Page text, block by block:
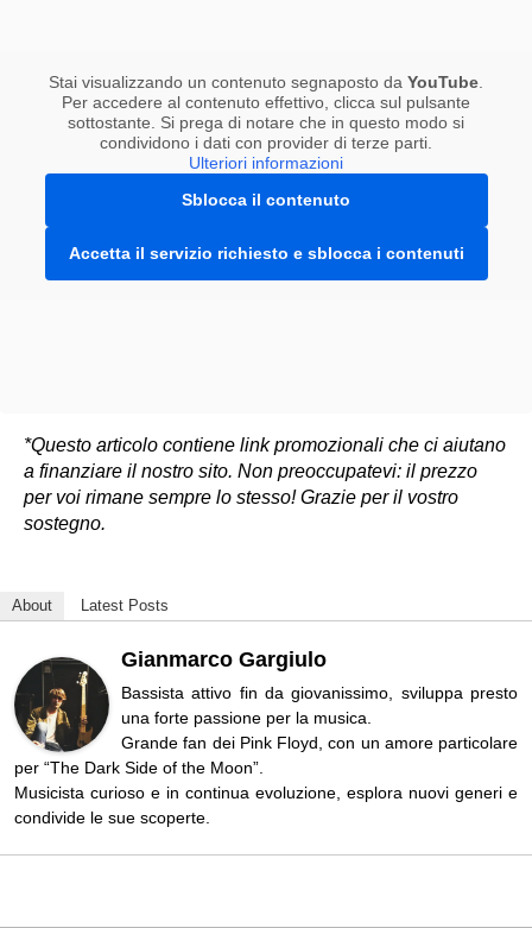
Stai visualizzando un contenuto segnaposto da YouTube
Per accedere al contenuto effettivo, clicca sul pulsante
sottostante. Si prega di notare che in questo modo si
condividono i dati con provider di terze parti.
Ulteriori informazioni
Sblocca il contenuto
Accetta il servizio richiesto e sblocca i contenuti
*Questo articolo contiene link promozionali che ci aiutano
a finanziare il nostro sito. Non preoccupatevi: il prezzo
per voi rimane sempre lo stesso! Grazie per il vostro
sostegno.
About Latest Posts
Gianmarco Gargiulo
Bassista attivo fin da giovanissimo, sviluppa presto
una forte passione per la musica.
Grande fan dei Pink Floyd, con un amore particolare
per “The Dark Side of the Moon”.
Musicista curioso e in continua evoluzione, esplora nuovi generi e
condivide le sue scoperte.